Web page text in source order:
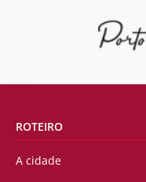
ROTEIRO
A cidade